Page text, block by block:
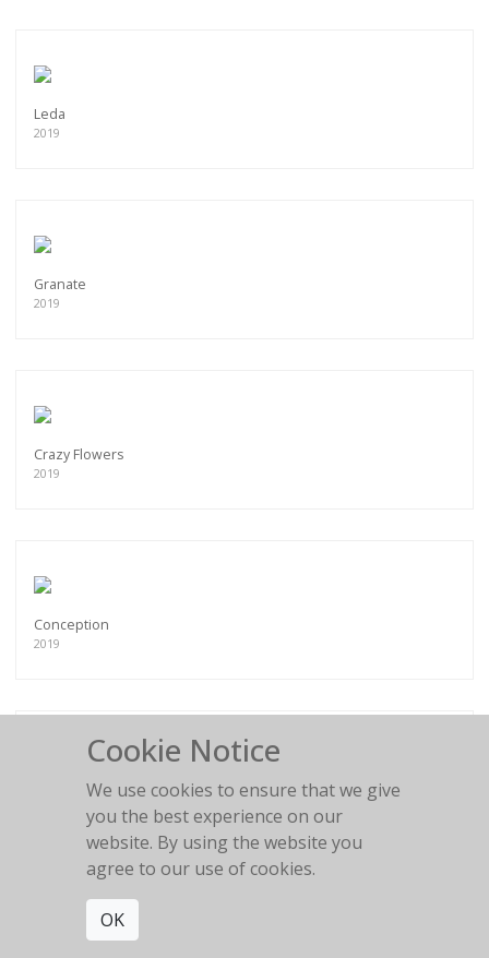
Leda
2019
Granate
2019
Crazy Flowers
2019
Conception
2019
Cookie Notice
We use cookies to ensure that we give
you the best experience on our
website. By using the website you
agree to our use of cookies.
OK